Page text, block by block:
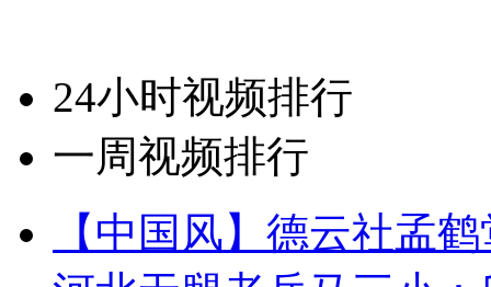
24小时视频排行
一周视频排行
【中国风】德云社孟